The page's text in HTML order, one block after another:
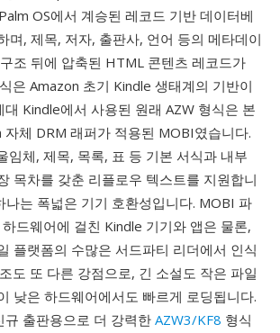
OS에서 계승된 레코드 기반 데이터베
며, 제목, 저자, 출판사, 언어 등의 메타데이
조 뒤에 압축된 HTML 콘텐츠 레코드가
은 Amazon 초기 Kindle 생태계의 기반이
Kindle에서 사용된 원래 AZW 형식은 본
자체 DRM 래퍼가 적용된 MOBI였습니다.
임체, 제목, 목록, 표 등 기본 서식과 내부
목차를 갖춘 리플로우 텍스트를 지원합니
나는 폭넓은 기기 호환성입니다. MOBI 파
드웨어에 걸친 Kindle 기기와 앱은 물론,
플랫폼의 수많은 서드파티 리더에서 인식
도 또 다른 강점으로, 긴 소설도 작은 파일
낮은 하드웨어에서도 빠르게 로딩됩니다.
출판용으로 더 강력한 AZW3/KF8 형식